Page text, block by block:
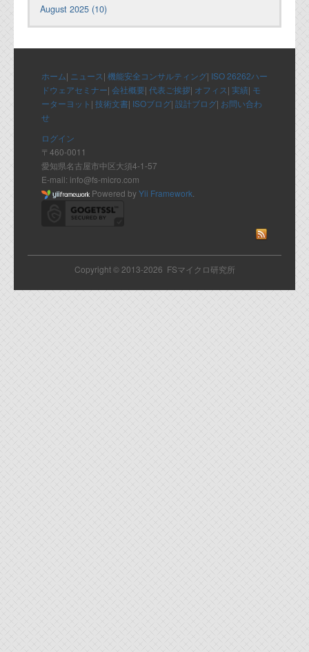
August 2025 (10)
ホーム| ニュース| 機能安全コンサルティング| ISO 26262ハー
ドウェアセミナー| 会社概要| 代表ご挨拶| オフィス| 実績| モ
ーターヨット | 技術文書| ISOブログ| 設計ブログ| お問い合わ
せ
ログイン
〒460-0011
愛知県名古屋市中区大須4-1-57
E-mail: info@fs-micro.com
Powered byYii Framework
Copyright © 2013-2026 FSマイクロ研究所